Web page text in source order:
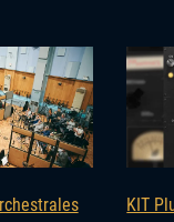
KIT